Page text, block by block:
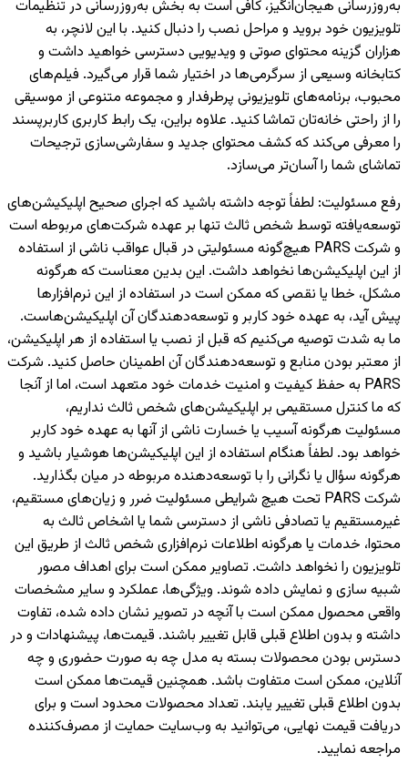
به‌روزرسانی هیجان‌انگیز، کافی است به بخش به‌روزرسانی در تنظیمات
تلویزیون خود بروید و مراحل نصب را دنبال کنید. با این لانچر، به
هزاران گزینه محتوای صوتی و ویدیویی دسترسی خواهید داشت و
کتابخانه وسیعی از سرگرمی‌ها در اختیار شما قرار می‌گیرد. فیلم‌های
محبوب، برنامه‌های تلویزیونی پرطرفدار و مجموعه متنوعی از موسیقی
را از راحتی خانه‌تان تماشا کنید. علاوه براین، یک رابط کاربری کاربرپسند
را معرفی می‌کند که کشف محتوای جدید و سفارشی‌سازی ترجیحات
تماشای شما را آسان‌تر می‌سازد.
رفع مسئولیت: لطفاً توجه داشته باشید که اجرای صحیح اپلیکیشن‌های
توسعه‌یافته توسط شخص ثالث تنها بر عهده شرکت‌های مربوطه است
و شرکت PARS هیچ‌گونه مسئولیتی در قبال عواقب ناشی از استفاده
از این اپلیکیشن‌ها نخواهد داشت. این بدین معناست که هرگونه
مشکل، خطا یا نقصی که ممکن است در استفاده از این نرم‌افزارها
پیش آید، به عهده خود کاربر و توسعه‌دهندگان آن اپلیکیشن‌هاست.
ما به شدت توصیه می‌کنیم که قبل از نصب یا استفاده از هر اپلیکیشن،
از معتبر بودن منابع و توسعه‌دهندگان آن اطمینان حاصل کنید. شرکت
PARS به حفظ کیفیت و امنیت خدمات خود متعهد است، اما از آنجا
که ما کنترل مستقیمی بر اپلیکیشن‌های شخص ثالث نداریم،
مسئولیت هرگونه آسیب یا خسارت ناشی از آنها به عهده خود کاربر
خواهد بود. لطفاً هنگام استفاده از این اپلیکیشن‌ها هوشیار باشید و
هرگونه سؤال یا نگرانی را با توسعه‌دهنده مربوطه در میان بگذارید.
شرکت PARS تحت هیچ شرایطی مسئولیت ضرر و زیان‌های مستقیم،
غیرمستقیم یا تصادفی ناشی از دسترسی شما یا اشخاص ثالث به
محتوا، خدمات یا هرگونه اطلاعات نرم‌افزاری شخص ثالث از طریق این
تلویزیون را نخواهد داشت. تصاویر ممکن است برای اهداف مصور
شبیه سازی و نمایش داده شوند. ویژگی‌ها، عملکرد و سایر مشخصات
واقعی محصول ممکن است با آنچه در تصویر نشان داده شده، تفاوت
داشته و بدون اطلاع قبلی قابل تغییر باشند. قیمت‌ها، پیشنهادات و در
دسترس بودن محصولات بسته به مدل چه به صورت حضوری و چه
آنلاین، ممکن است متفاوت باشد. همچنین قیمت‌ها ممکن است
بدون اطلاع قبلی تغییر یابند. تعداد محصولات محدود است و برای
دریافت قیمت نهایی، می‌توانید به وب‌سایت حمایت از مصرف‌کننده
مراجعه نمایید.